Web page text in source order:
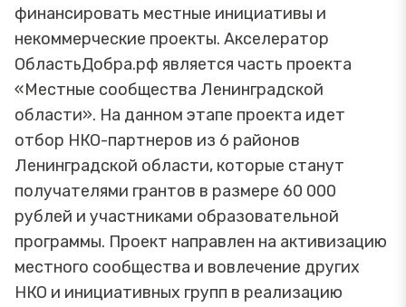
финансировать местные инициативы и
некоммерческие проекты. Акселератор
ОбластьДобра.рф является часть проекта
«Местные сообщества Ленинградской
области». На данном этапе проекта идет
отбор НКО-партнеров из 6 районов
Ленинградской области, которые станут
получателями грантов в размере 60 000
рублей и участниками образовательной
программы. Проект направлен на активизацию
местного сообщества и вовлечение других
НКО и инициативных групп в реализацию